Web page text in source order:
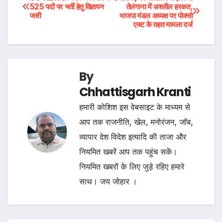
navigation
तेलंगाना में अश्लील हरकत,
भाजपा मंडल अध्यक्ष पर पोक्सो
एक्ट के तहत मामला दर्ज
525 पदों पर भर्ती हेतु विज्ञापन
जारी
By
Chhattisgarh Kranti
हमारी कोशिश इस वेबसाइट के माध्यम से
आप तक राजनीति, खेल, मनोरंजन, जॉब,
व्यापार देश विदेश इत्यादि की ताजा और
नियमित खबरें आप तक पहुंच सकें।
नियमित खबरों के लिए जुड़े रहिए हमारे
साथ। जय जोहार ।